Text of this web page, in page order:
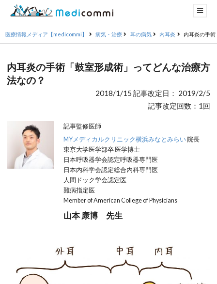
医療情報メディア【medicommi】 病気・治療 耳の病気 内耳炎 内耳炎の手
内耳炎の手術「鼓室形成術」ってどんな治療方
法なの？
2018/1/15 記事改定日： 2019/2/5
記事改定回数：1回
記事監修医師
MYメディカルクリニック横浜みなとみらい院長
東京大学医学部卒 医学博士
日本呼吸器学会認定呼吸器専門医
日本内科学会認定総合内科専門医
人間ドック学会認定医
難病指定医
Member of American College of Physicians
山本 康博 先生